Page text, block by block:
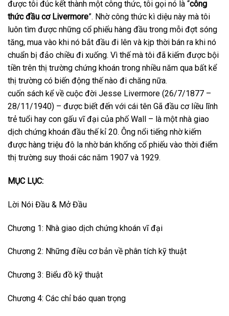
được tôi đúc kết thành một công thức, tôi gọi nó là “công
thức đầu cơ Livermore”. Nhờ công thức kì diệu này mà tôi
luôn tìm được những cổ phiếu hàng đầu trong mỗi đợt sóng
tăng, mua vào khi nó bắt đầu đi lên và kịp thời bán ra khi nó
chuẩn bị đảo chiều đi xuống. Vì thế mà tôi đã kiếm được bội
tiền trên thị trường chứng khoán trong nhiều năm qua bất kể
thị trường có biến động thế nào đi chăng nữa.
cuốn sách kể về cuộc đời Jesse Livermore (26/7/1877 –
28/11/1940) – được biết đến với cái tên Gã đầu cơ liều lĩnh
trẻ tuổi hay con gấu vĩ đại của phố Wall – là một nhà giao
dịch chứng khoán đầu thế kỉ 20. Ông nổi tiếng nhờ kiếm
được hàng triệu đô la nhờ bán khống cổ phiếu vào thời điểm
thị trường suy thoái các năm 1907 và 1929.
MỤC LỤC:
Lời Nói Đầu & Mở Đầu
Chương 1: Nhà giao dịch chứng khoán vĩ đại
Chương 2: Những điều cơ bản về phân tích kỹ thuật
Chương 3: Biểu đồ kỹ thuật
Chương 4: Các chỉ báo quan trọng